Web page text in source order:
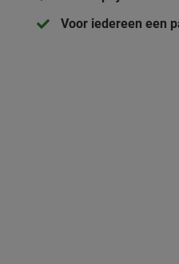
Voor iedereen een